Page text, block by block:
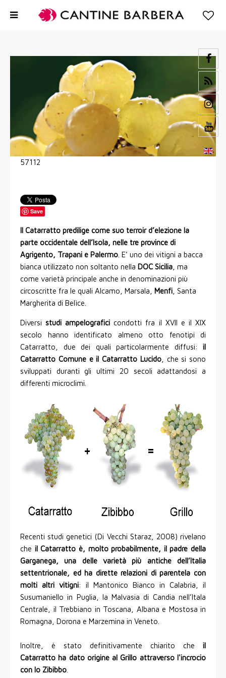
57112
Save
l Catarratto predilige come suo terroir d’elezione la
parte occidentale dell’Isola, nelle tre province di
Agrigento, Trapani e Palermo. E’ uno dei vitigni a bacca
bianca utilizzato non soltanto nella DOC Sicilia, ma
come varietà principale anche in denominazioni più
circoscritte fra le quali Alcamo, Marsala, Menfi, Santa
Margherita di Belìce.
Diversistudi ampelografici condotti fra il XVII e il XIX
secolo hanno identificato almeno otto fenotipi di
Catarratto, due dei quali particolarmente diffusi: il
Catarratto Comune e il Catarratto Lucido, che si sono
sviluppati duranti gli ultimi 20 secoli adattandosi a
differenti microclimi.
Recenti studi genetici (Di Vecchi Staraz, 2008) rivelano
che il Catarratto è, molto probabilmente, il padre della
Garganega, una delle varietà più antiche dell’Italia
settentrionale, ed ha dirette relazioni di parentela con
molti altri vitigni: il Mantonico Bianco in Calabria, il
Susumaniello in Puglia, la Malvasia di Candia nell’Itala
Centrale, il Trebbiano in Toscana, Albana e Mostosa in
Romagna, Dorona e Marzemina in Veneto.
Inoltre, è stato definitivamente chiarito che il
Catarratto ha dato origine al Grillo attraverso l'incrocio
con lo Zibibbo.